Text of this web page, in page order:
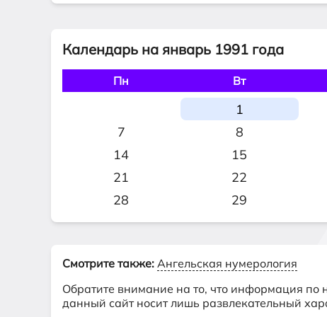
Календарь на январь 1991 года
Пн Вт
1
7
8
14
15
21
22
28
29
Смотрите также: Ангельская нумерология
Обратите внимание на то, что информация по
данный сайт носит лишь развлекательный